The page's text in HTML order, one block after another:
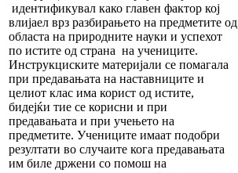
идентификувал како главен фактор кој
влијаел врз разбирањето на предметите од
областа на природните науки и успехот
по истите од страна на учениците.
Инструкциските материјали се помагала
при предавањата на наставниците и
целиот клас има корист од истите,
бидејќи тие се корисни и при
предавањата и при учењето на
предметите. Учениците имаат подобри
резултати во случаите кога предавањата
им биле држени со помош на